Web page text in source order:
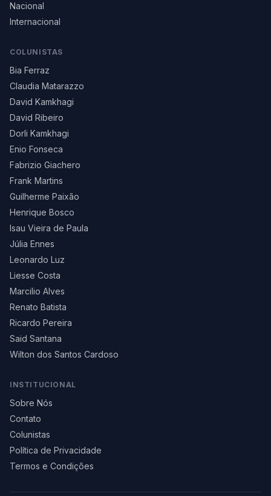
Nacional
Internacional
COLUNISTAS
Bia Ferraz
Claudia Matarazzo
David Kamkhagi
David Ribeiro
Dorli Kamkhagi
Enio Fonseca
Fabrizio Giachero
Frank Martins
Guilherme Paixão
Henrique Bosco
Isau Vieira de Paula
Júlia Ennes
Leonardo Luz
Liesse Costa
Marcilio Alves
Renato Batista
Ricardo Pereira
Said Santana
Wilton dos Santos Cardoso
INSTITUCIONAL
Sobre Nós
Contato
Colunistas
Política de Privacidade
Termos e Condições